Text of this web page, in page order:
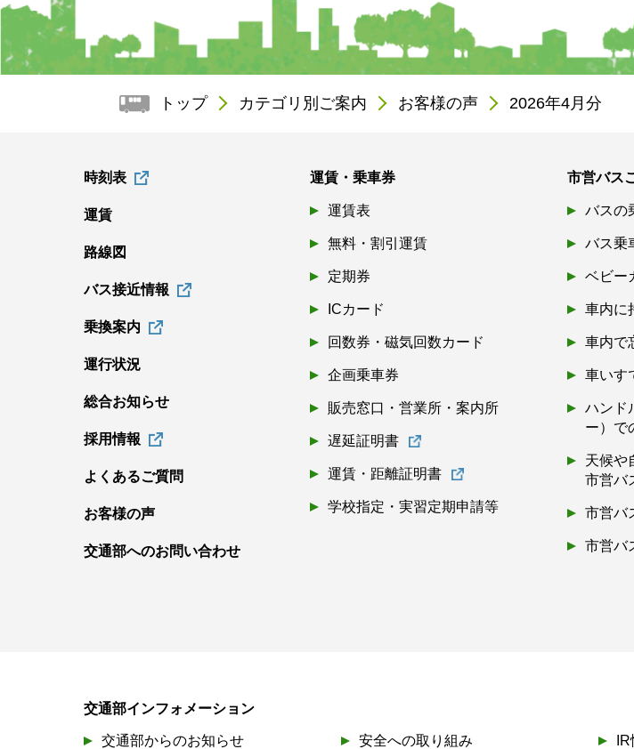
トップ カテゴリ別ご案内 お客様の声 2026年4月分
時刻表
運賃
路線図
バス接近情報
乗換案内
運行状況
総合お知らせ
採用情報
よくあるご質問
お客様の声
交通部へのお問い合わせ
運賃・乗車券
運賃表
無料・割引運賃
定期券
ICカード
回数券・磁気回数カード
企画乗車券
販売窓口・営業所・案内所
遅延証明書
運賃・距離証明書
学校指定・実習定期申請等
市営バス
バスの
バス乗
ベビー
車内に
車内で
車いす
ハンド
ー）で
天候や
市営バ
市営バ
市営バ
交通部インフォメーション
交通部からのお知らせ 安全への取り組み